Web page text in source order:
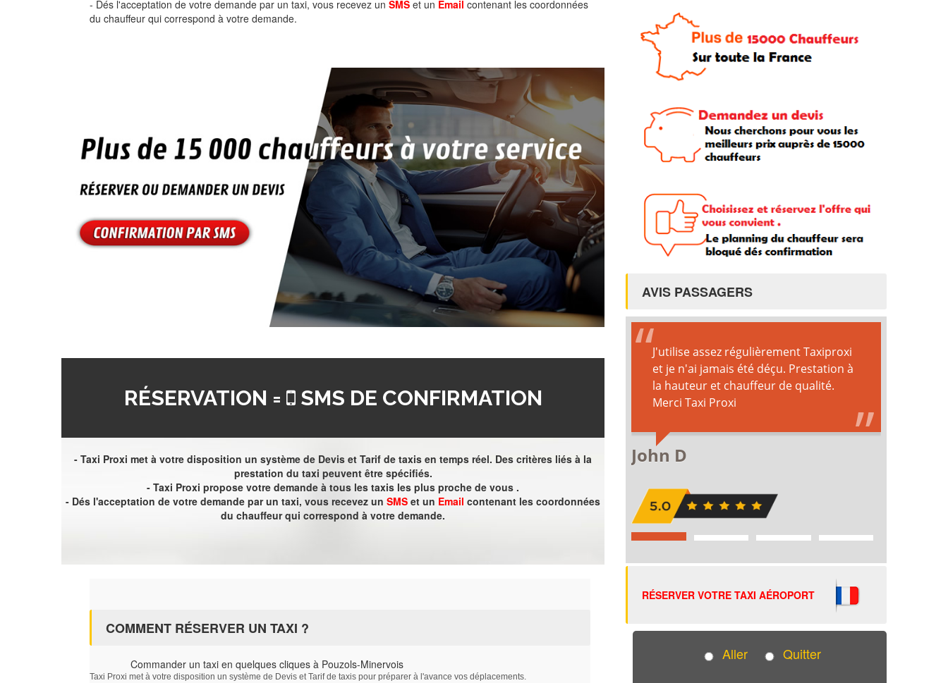
- Dés l'acceptation de votre demande par un taxi, vous recevez un SMS et un Email contenant les coordonnées
du chauffeur qui correspond à votre demande.
RÉSERVATION = SMS DE CONFIRMATION
- Taxi Proxi met à votre disposition un système de Devis et Tarif de taxis en temps réel. Des critères liés à la
prestation du taxi peuvent être spécifiés.
- Taxi Proxi propose votre demande à tous les taxis les plus proche de vous .
- Dés l'acceptation de votre demande par un taxi, vous recevez un SMS et un Email contenant les coordonnées
du chauffeur qui correspond à votre demande.
COMMENT RÉSERVER UN TAXI ?
Commander un taxi en quelques cliques à Pouzols-Minervois
Taxi Proxi met à votre disposition un système de Devis et Tarif de taxis pour préparer à l'avance vos déplacements.
AVIS PASSAGERS
RÉSERVER VOTRE TAXI AÉROPORT
Aller Quitter